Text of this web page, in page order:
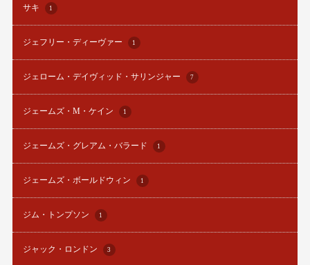
サキ 1
ジェフリー・ディーヴァー 1
ジェローム・デイヴィッド・サリンジャー 7
ジェームズ・M・ケイン 1
ジェームズ・グレアム・バラード 1
ジェームズ・ボールドウィン 1
ジム・トンプソン 1
ジャック・ロンドン 3